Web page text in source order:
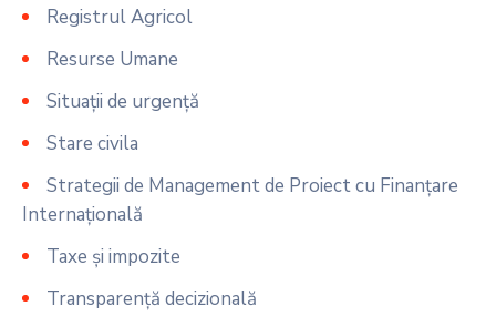
Registrul Agricol
Resurse Umane
Situații de urgență
Stare civila
Strategii de Management de Proiect cu Finanțare
Internațională
Taxe și impozite
Transparență decizională